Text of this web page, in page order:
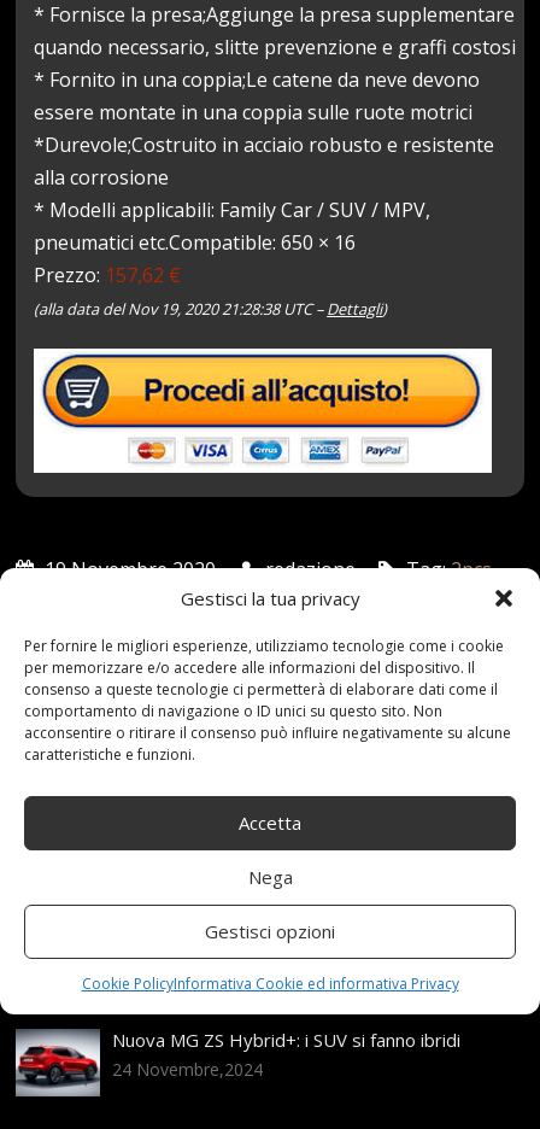
Gestisci la tua privacy
Per fornire le migliori esperienze, utilizziamo tecnologie come i cookie
per memorizzare e/o accedere alle informazioni del dispositivo. Il
consenso a queste tecnologie ci permetterà di elaborare dati come il
comportamento di navigazione o ID unici su questo sito. Non
acconsentire o ritirare il consenso può influire negativamente su alcune
caratteristiche e funzioni.
Accetta
Nega
Gestisci opzioni
Cookie PolicyInformativa Cookie ed informativa Privacy
* Fornisce la presa;Aggiunge la presa supplementare
quando necessario, slitte prevenzione e graffi costosi
* Fornito in una coppia;Le catene da neve devono
essere montate in una coppia sulle ruote motrici
*Durevole;Costruito in acciaio robusto e resistente
alla corrosione
* Modelli applicabili: Family Car / SUV / MPV,
pneumatici etc.Compatible: 650 × 16
Prezzo: 157,62 €
(alla data del Nov 19, 2020 21:28:38 UTC –Dettagli)
19 Novembre 2020 redazione Tag:2pcs,
Auto,CATENA ,Catene
PNEUMATICI,Portatile,TPU,Traction Categories:
Shop
Articoli recenti
Assicurazione auto e sostituzione lunotto: le cose
da sapere
Range Rover: un’icona tra i luxury SUV
25 Novembre,2024
Nuova MG ZS Hybrid+: i SUV si fanno ibridi
24 Novembre,2024